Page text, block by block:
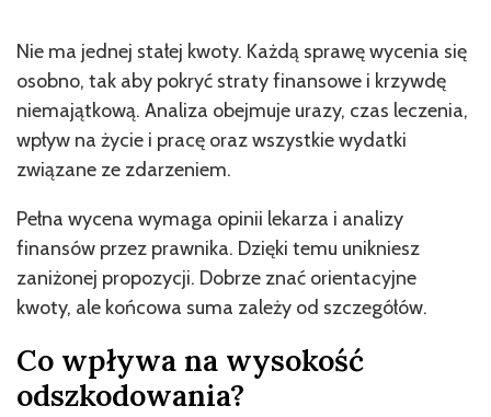
Nie ma jednej stałej kwoty. Każdą sprawę wycenia się
osobno, tak aby pokryć straty finansowe i krzywdę
niemajątkową. Analiza obejmuje urazy, czas leczenia,
wpływ na życie i pracę oraz wszystkie wydatki
związane ze zdarzeniem.
Pełna wycena wymaga opinii lekarza i analizy
finansów przez prawnika. Dzięki temu unikniesz
zaniżonej propozycji. Dobrze znać orientacyjne
kwoty, ale końcowa suma zależy od szczegółów.
Co wpływa na wysokość
odszkodowania?